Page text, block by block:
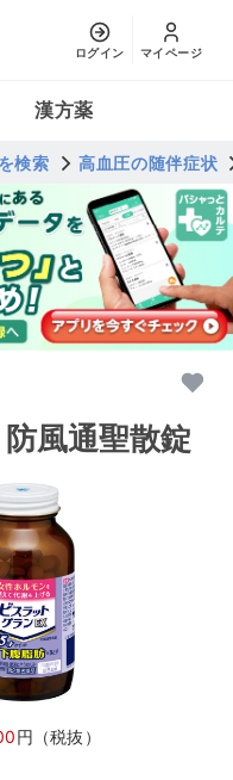
ログイン マイページ
漢方薬
検索 高血圧の随伴症状
風通聖散錠
円（税抜）